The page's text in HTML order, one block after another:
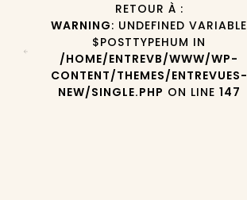
RETOUR À :
WARNING: UNDEFINED VARIABLE
$POSTTYPEHUM IN
/HOME/ENTREVB/WWW/WP-
CONTENT/THEMES/ENTREVUES-
NEW/SINGLE.PHP ON LINE 147